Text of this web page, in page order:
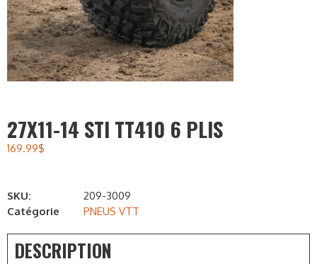
27X11-14 STI TT410 6 PLIS
169.99$
SKU:
209-3009
Catégorie
PNEUS VTT
DESCRIPTION